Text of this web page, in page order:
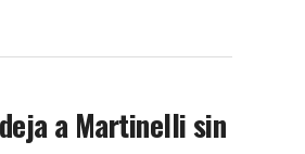
a Martinelli sin